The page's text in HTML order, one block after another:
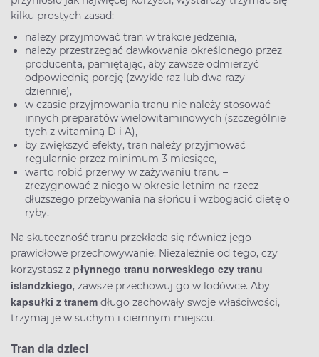
kilku prostych zasad:
należy przyjmować tran w trakcie jedzenia,
należy przestrzegać dawkowania określonego przez
producenta, pamiętając, aby zawsze odmierzyć
odpowiednią porcję (zwykle raz lub dwa razy
dziennie),
w czasie przyjmowania tranu nie należy stosować
innych preparatów wielowitaminowych (szczególnie
tych z witaminą D i A),
by zwiększyć efekty, tran należy przyjmować
regularnie przez minimum 3 miesiące,
warto robić przerwy w zażywaniu tranu –
zrezygnować z niego w okresie letnim na rzecz
dłuższego przebywania na słońcu i wzbogacić dietę o
ryby.
Na skuteczność tranu przekłada się również jego
prawidłowe przechowywanie. Niezależnie od tego, czy
korzystasz z płynnego tranu norweskiego czy tranu
islandzkiego, zawsze przechowuj go w lodówce. Aby
kapsułki z tranem długo zachowały swoje właściwości,
trzymaj je w suchym i ciemnym miejscu.
Tran dla dzieci